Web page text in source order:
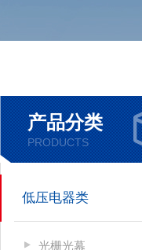
产品分类
PRODUCTS
低压电器类
光栅光幕